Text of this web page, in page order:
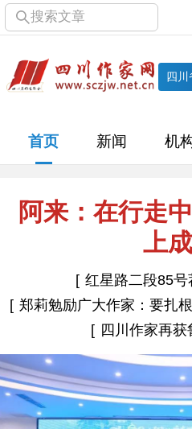
搜索文章
四川
首页 新闻 机
机构
直属单位 团体会员
文学动态
网络文学
阅读
小说 散文
阿来：在行走
上
红星路二段85
郑莉勉励广大作家：要扎根大地
四川作家再获